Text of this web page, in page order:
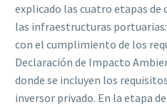
explicado las cuatro etapas
las infraestructuras
con el cumplimiento de los
Declaración de Impacto
donde se incluyen los
inversor privado. En la etapa